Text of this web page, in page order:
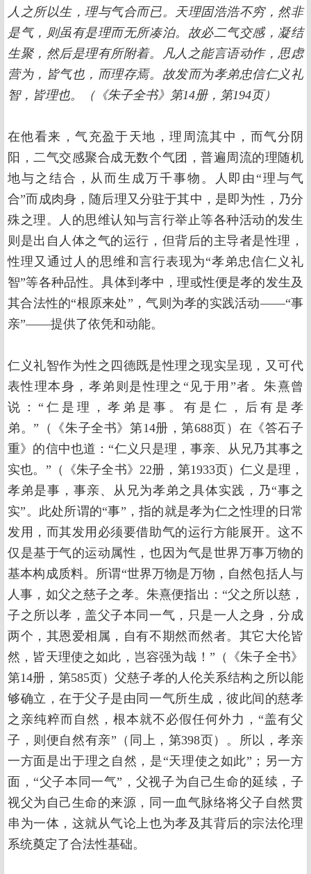
人之所以生，理与气合而已。天理固浩浩不穷，然非
是气，则虽有是理而无所凑泊。故必二气交感，凝结
生聚，然后是理有所附着。凡人之能言语动作，思虑
营为，皆气也，而理存焉。故发而为孝弟忠信仁义礼
智，皆理也。（《朱子全书》第14册，第194页）
在他看来，气充盈于天地，理周流其中，而气分阴
阳，二气交感聚合成无数个气团，普遍周流的理随机
地与之结合，从而生成万千事物。人即由“理与气
合”而成肉身，随后理又分驻于其中，是即为性，乃分
殊之理。人的思维认知与言行举止等各种活动的发生
则是出自人体之气的运行，但背后的主导者是性理，
性理又通过人的思维和言行表现为“孝弟忠信仁义礼
智”等各种品性。具体到孝中，理或性便是孝的发生及
其合法性的“根原来处”，气则为孝的实践活动——“事
亲”——提供了依凭和动能。
仁义礼智作为性之四德既是性理之现实呈现，又可代
表性理本身，孝弟则是性理之“见于用”者。朱熹曾
说：“仁是理，孝弟是事。有是仁，后有是孝
弟。”（《朱子全书》第14册，第688页）在《答石子
重》的信中也道：“仁义只是理，事亲、从兄乃其事之
实也。”（《朱子全书》22册，第1933页）仁义是理，
孝弟是事，事亲、从兄为孝弟之具体实践，乃“事之
实”。此处所谓的“事”，指的就是孝为仁之性理的日常
发用，而其发用必须要借助气的运行方能展开。这不
仅是基于气的运动属性，也因为气是世界万事万物的
基本构成质料。所谓“世界万物是万物，自然包括人与
人事，如父之慈子之孝。朱熹便指出：“父之所以慈，
子之所以孝，盖父子本同一气，只是一人之身，分成
两个，其恩爱相属，自有不期然而然者。其它大伦皆
然，皆天理使之如此，岂容强为哉！”（《朱子全书》
第14册，第585页）父慈子孝的人伦关系结构之所以能
够确立，在于父子是由同一气所生成，彼此间的慈孝
之亲纯粹而自然，根本就不必假任何外力，“盖有父
子，则便自然有亲”（同上，第398页）。所以，孝亲
一方面是出于理之自然，是“天理使之如此”；另一方
面，“父子本同一气”，父视子为自己生命的延续，子
视父为自己生命的来源，同一血气脉络将父子自然贯
串为一体，这就从气论上也为孝及其背后的宗法伦理
系统奠定了合法性基础。